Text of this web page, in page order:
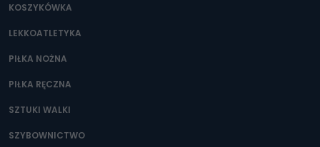
KOSZYKÓWKA
LEKKOATLETYKA
PIŁKA NOŻNA
PIŁKA RĘCZNA
SZTUKI WALKI
SZYBOWNICTWO